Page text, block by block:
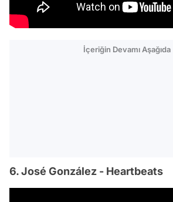
İçeriğin Devamı Aşağıda
6. José González - Heartbeats